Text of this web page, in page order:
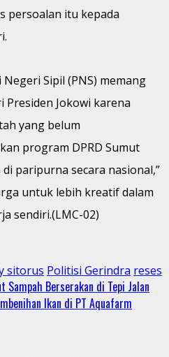
persoalan itu kepada
Sipil (PNS) memang
Jokowi karena
yang belum
program DPRD Sumut
paripurna secara nasional,”
untuk lebih kreatif dalam
sendiri.(LMC-02)
sitorus Politisi Gerindra reses
Sampah Berserakan di Tepi Jalan
Ikan di PT Aquafarm